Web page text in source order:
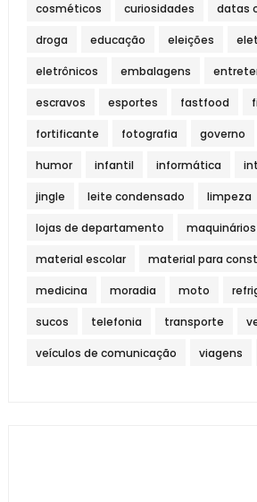
cosméticos curiosidades datas
droga educação eleições
eletrônicos embalagens
escravos esportes fastfood
fortificante fotografia governo
humor infantil informática
jingle leite condensado limpeza
lojas de departamento maquinários
material escolar material para
medicina moradia moto
sucos telefonia transporte
veículos de comunicação viagens